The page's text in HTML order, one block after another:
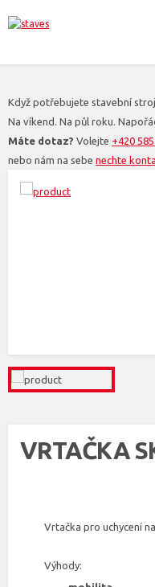
Když potřebujete stavební
Na víkend. Na půl roku.
Máte dotaz? Volejte +420
nebo nám na sebe nechte
VRTAČKA
Vrtačka pro uchycení
Výhody: